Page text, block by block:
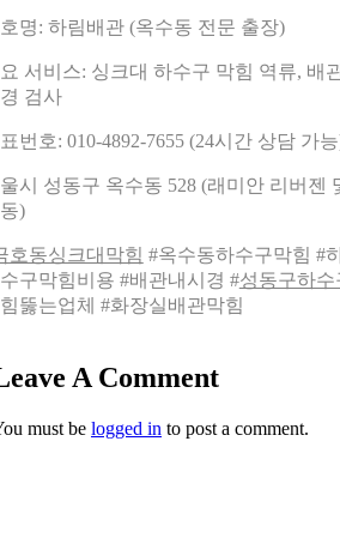
명: 하림배관 (옥수동 전문 출장)
서비스: 싱크대 하수구 막힘 역류, 배
검사
번호: 010-4892-7655 (24시간 상담 가
시 성동구 옥수동 528 (래미안 리버젠
)
호동싱크대막힘 #옥수동하수구막힘 #
구막힘비용 #배관내시경 #성동구하수
뚫는업체 #화장실배관막힘
A Comment
must be logged in to post a comment.